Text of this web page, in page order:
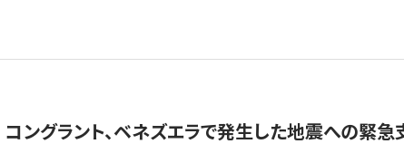
コングラント、ベネズエラで発生した地震への緊急